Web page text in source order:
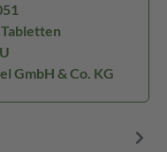
GmbH & Co. KG